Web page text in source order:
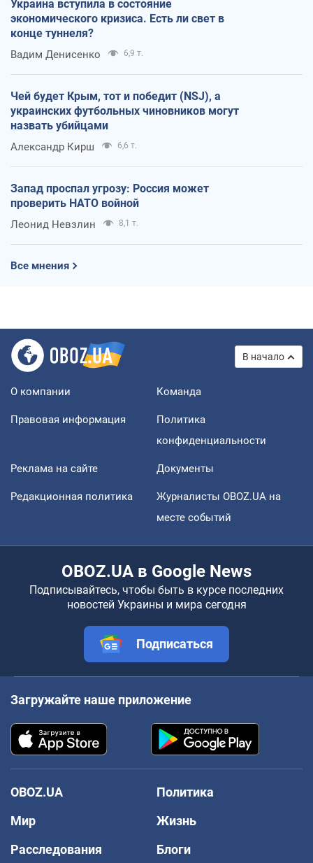
Украина вступила в состояние
экономического кризиса. Есть ли свет в
конце туннеля?
Вадим Денисенко 6,9 т.
Чей будет Крым, тот и победит (NSJ), а
украинских футбольных чиновников могут
назвать убийцами
Александр Кирш 6,6 т.
Запад проспал угрозу: Россия может
проверить НАТО войной
Леонид Невзлин 8,1 т.
Все мнения
В начало
О компании Команда
Правовая информация
Политика
конфиденциальности
Реклама на сайте Документы
Редакционная политика
Журналисты OBOZ.UA на
месте событий
OBOZ.UA в Google News
Подписывайтесь, чтобы быть в курсе последних
новостей Украины и мира сегодня
Подписаться
Загружайте наше приложение
OBOZ.UA
Политика
Мир
Жизнь
Расследования
Блоги